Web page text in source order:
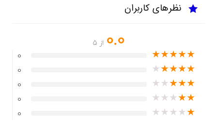
نظرهای کاربران
0.0 از 5
★
★
★
★
★
0
★
★
★
★
★
0
★
★
★
★
★
0
★
★
★
★
★
0
★
★
★
★
★
0